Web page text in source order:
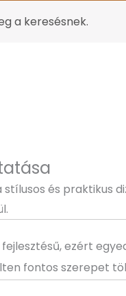
a keresésnek.
stílusos és
fejlesztésű, ezért
fontos szerepet